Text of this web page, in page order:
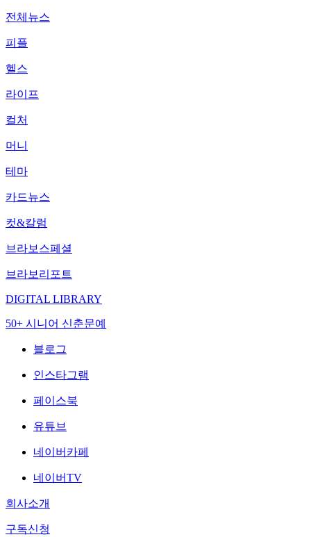
전체뉴스
피플
헬스
라이프
컬처
머니
테마
카드뉴스
컷&칼럼
브라보스페셜
브라보리포트
DIGITAL LIBRARY
50+ 시니어 신춘문예
블로그
인스타그램
페이스북
유튜브
네이버카페
네이버TV
회사소개
구독신청